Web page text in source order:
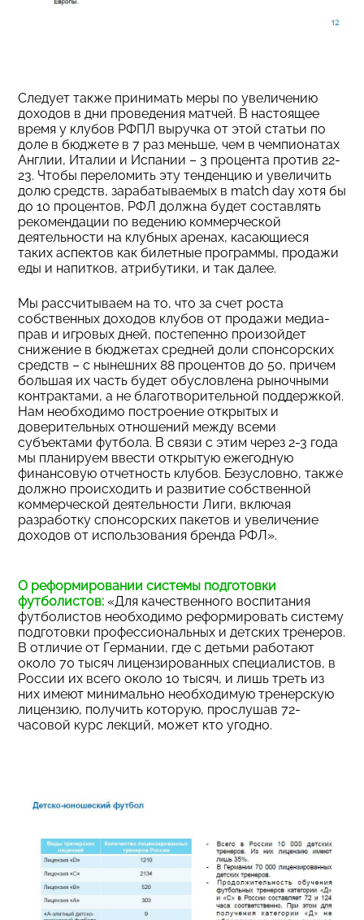
Следует также принимать меры по увеличению
доходов в дни проведения матчей. В настоящее
время у клубов РФПЛ выручка от этой статьи по
доле в бюджете в 7 раз меньше, чем в чемпионатах
Англии, Италии и Испании – 3 процента против 22-
23. Чтобы переломить эту тенденцию и увеличить
долю средств, зарабатываемых в match day хотя бы
до 10 процентов, РФЛ должна будет составлять
рекомендации по ведению коммерческой
деятельности на клубных аренах, касающиеся
таких аспектов как билетные программы, продажи
еды и напитков, атрибутики, и так далее.
Мы рассчитываем на то, что за счет роста
собственных доходов клубов от продажи медиа-
прав и игровых дней, постепенно произойдет
снижение в бюджетах средней доли спонсорских
средств – с нынешних 88 процентов до 50, причем
большая их часть будет обусловлена рыночными
контрактами, а не благотворительной поддержкой.
Нам необходимо построение открытых и
доверительных отношений между всеми
субъектами футбола. В связи с этим через 2-3 года
мы планируем ввести открытую ежегодную
финансовую отчетность клубов. Безусловно, также
должно происходить и развитие собственной
коммерческой деятельности Лиги, включая
разработку спонсорских пакетов и увеличение
доходов от использования бренда РФЛ».
О реформировании системы подготовки
футболистов: «Для качественного воспитания
футболистов необходимо реформировать систему
подготовки профессиональных и детских тренеров.
В отличие от Германии, где с детьми работают
около 70 тысяч лицензированных специалистов, в
России их всего около 10 тысяч, и лишь треть из
них имеют минимально необходимую тренерскую
лицензию, получить которую, прослушав 72-
часовой курс лекций, может кто угодно.